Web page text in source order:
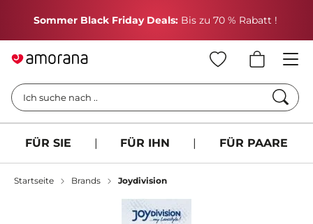
Sommer Black Friday Deals: Bis zu 70 % Rabatt !
Ich suche nach ..
FÜR SIE | FÜR IHN | FÜR PAARE
Startseite Brands Joydivision